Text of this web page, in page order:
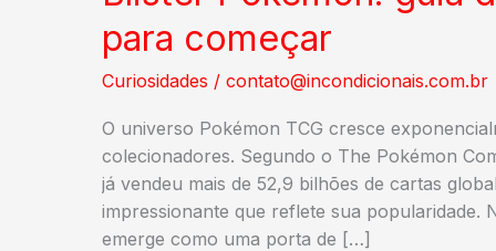
para começar
Curiosidades / contato@incondicionais.com.br
O universo Pokémon TCG cresce
colecionadores. Segundo o The Pokémon
já vendeu mais de 52,9 bilhões de cartas
impressionante que reflete sua popularidade.
emerge como uma porta de […]